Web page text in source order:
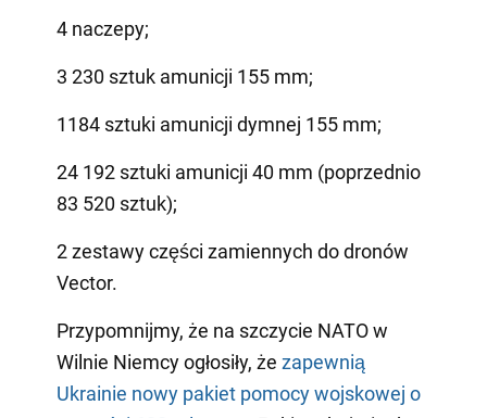
4 naczepy;
3 230 sztuk amunicji 155 mm;
1184 sztuki amunicji dymnej 155 mm;
24 192 sztuki amunicji 40 mm (poprzednio
83 520 sztuk);
2 zestawy części zamiennych do dronów
Vector.
Przypomnijmy, że na szczycie NATO w
Wilnie Niemcy ogłosiły, że zapewnią
Ukrainie nowy pakiet pomocy wojskowej o